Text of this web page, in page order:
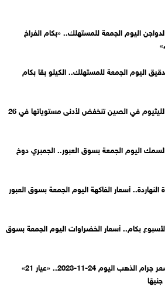
اليوم الجمعة للمستهلك.. «بكام الفراخ
اليوم الجمعة للمستهلك.. الكيلو بقا بكام
أسعار الليثيوم في الصين تنخفض لأدنى مستوياتها في 26
اليوم الجمعة بسوق العبور.. الجمبري دوخ
أسعار الفاكهة اليوم الجمعة بسوق العبور
بكام.. أسعار الخضراوات اليوم الجمعة بسوق
ثبات سعر جرام الذهب اليوم 24-11-2023.. «عيار 21»